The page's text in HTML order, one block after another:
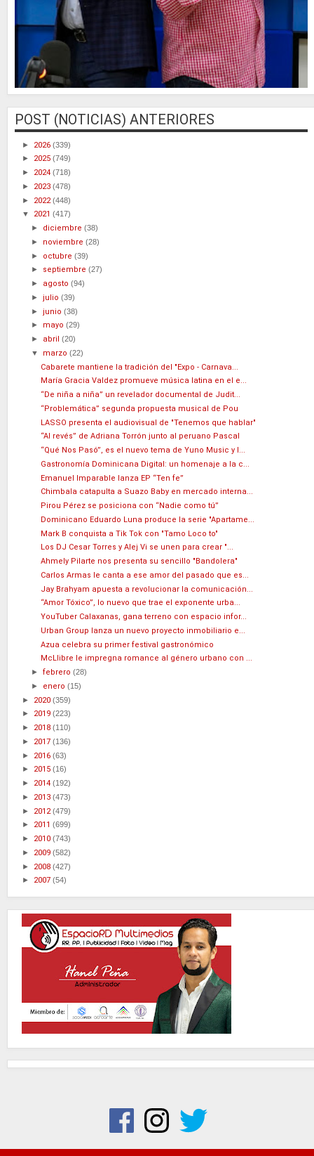
POST (NOTICIAS) ANTERIORES
► 2026 (339)
► 2025 (749)
► 2024 (718)
► 2023 (478)
► 2022(448)
▼ 2021 (417)
► diciembre(38)
► noviembre(28)
► octubre(39)
► septiembre(27)
► agosto(94)
►julio(39)
►junio(38)
► mayo(29)
► abril(20)
▼ marzo(22)
Cabarete mantiene la tradición del "Expo - Carnava...
María Gracia Valdez promueve música latina en el e...
“De niña a niña” un revelador documental de Judit...
“Problemática” segunda propuesta musical de Pou
LASSO presenta el audiovisual de "Tenemos que hablar"
“Al revés” de Adriana Torrón junto al peruano Pascal
“Qué Nos Pasó”, es el nuevo tema de Yuno Music y l...
Gastronomía Dominicana Digital: un homenaje a la c...
Emanuel Imparable lanza EP “Ten fe”
Chimbala catapulta a Suazo Baby en mercado interna...
Pirou Pérez se posiciona con “Nadie como tú”
Dominicano Eduardo Luna produce la serie "Apartame...
Mark B conquista a Tik Tok con "Tamo Loco to"
Los DJ Cesar Torres y Alej Vi se unen para crear "...
Ahmely Pilarte nos presenta su sencillo "Bandolera"
Carlos Armas le canta a ese amor del pasado que es...
Jay Brahyam apuesta a revolucionar la comunicación...
“Amor Tóxico”, lo nuevo que trae el exponente urba...
YouTuber Calaxanas, gana terreno con espacio infor...
Urban Group lanza un nuevo proyecto inmobiliario e...
Azua celebra su primer festival gastronómico
McLlibre le impregna romance al género urbano con ...
►febrero(28)
► enero(15)
► 2020 (359)
► 2019 (223)
► 2018 (110)
► 2017 (136)
► 2016 (63)
► 2015 (16)
► 2014 (192)
► 2013 (473)
► 2012(479)
► 2011 (699)
► 2010 (743)
► 2009 (582)
► 2008 (427)
► 2007 (54)